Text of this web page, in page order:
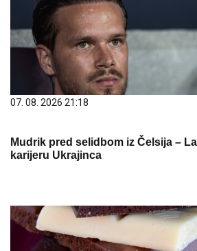
07. 08. 2026 21:18
Mudrik pred selidbom iz Čelsija –
karijeru Ukrajinca